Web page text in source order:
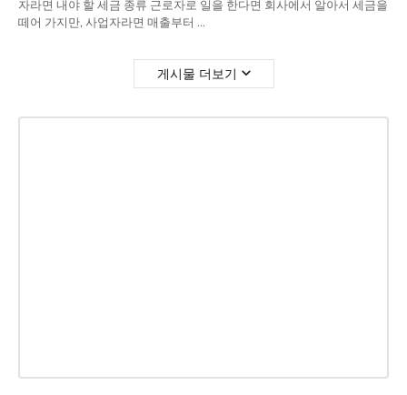
자라면 내야 할 세금 종류 근로자로 일을 한다면 회사에서 알아서 세금을
떼어 가지만, 사업자라면 매출부터 …
게시물 더보기